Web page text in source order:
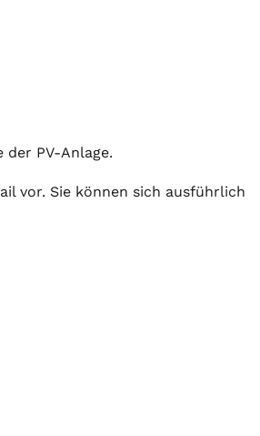
PV-Anlage.
vor. Sie können sich ausführlich